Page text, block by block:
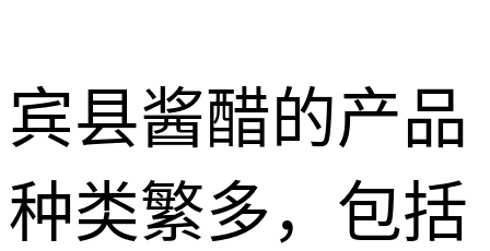
宾县酱醋的产品
种类繁多，包括